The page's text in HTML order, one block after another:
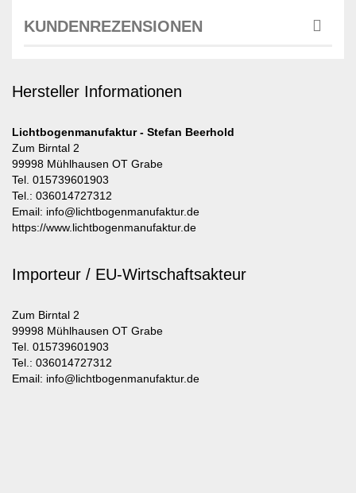
KUNDENREZENSIONEN
Hersteller Informationen
Lichtbogenmanufaktur - Stefan Beerhold
Zum Birntal 2
99998 Mühlhausen OT Grabe
Tel. 015739601903
Tel.: 036014727312
Email: info@lichtbogenmanufaktur.de
https://www.lichtbogenmanufaktur.de
Importeur / EU-Wirtschaftsakteur
Zum Birntal 2
99998 Mühlhausen OT Grabe
Tel. 015739601903
Tel.: 036014727312
Email: info@lichtbogenmanufaktur.de